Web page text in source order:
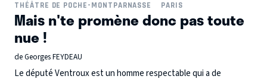
THÉÂTRE DE POCHE-MONTPARNASSE
PARIS
Mais n'te promène donc pas toute
nue !
de Georges FEYDEAU
Le député Ventroux est un homme respectable qui a de